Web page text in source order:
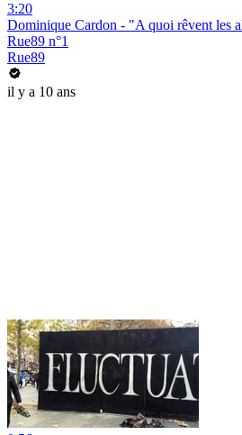
3:20
Dominique Cardon - "A quoi rêvent les
Rue89 n°1
Rue89
il y a 10 ans